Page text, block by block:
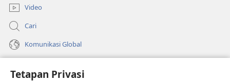
Tetapan Privasi
Video
Cari
Komunikasi Global